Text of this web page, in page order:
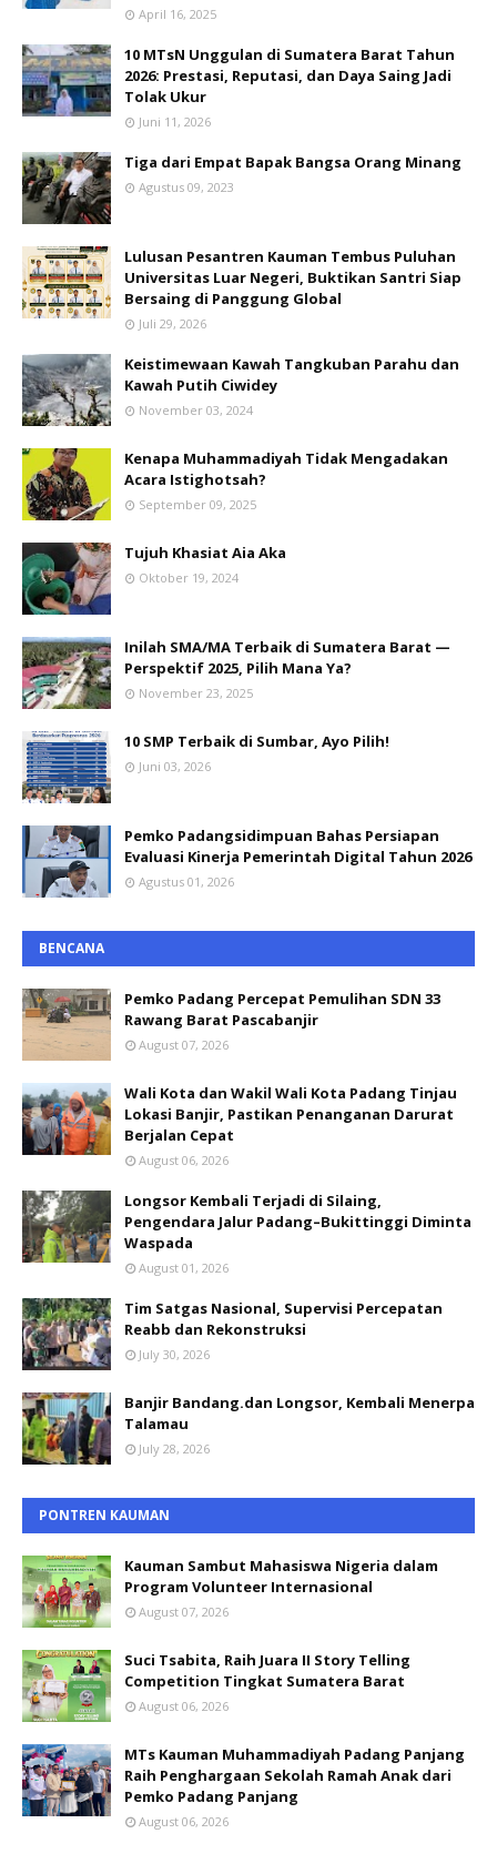
April 16, 2025
10 MTsN Unggulan di Sumatera Barat Tahun
2026: Prestasi, Reputasi, dan Daya Saing Jadi
Tolak Ukur
Juni 11, 2026
Tiga dari Empat Bapak Bangsa Orang Minang
Agustus 09, 2023
Lulusan Pesantren Kauman Tembus Puluhan
Universitas Luar Negeri, Buktikan Santri Siap
Bersaing di Panggung Global
Juli 29, 2026
Keistimewaan Kawah Tangkuban Parahu dan
Kawah Putih Ciwidey
November 03, 2024
Kenapa Muhammadiyah Tidak Mengadakan
Acara Istighotsah?
September 09, 2025
Tujuh Khasiat Aia Aka
Oktober 19, 2024
Inilah SMA/MA Terbaik di Sumatera Barat —
Perspektif 2025, Pilih Mana Ya?
November 23, 2025
10 SMP Terbaik di Sumbar, Ayo Pilih!
Juni 03, 2026
Pemko Padangsidimpuan Bahas Persiapan
Evaluasi Kinerja Pemerintah Digital Tahun 2026
Agustus 01, 2026
BENCANA
Pemko Padang Percepat Pemulihan SDN 33
Rawang Barat Pascabanjir
August 07, 2026
Wali Kota dan Wakil Wali Kota Padang Tinjau
Lokasi Banjir, Pastikan Penanganan Darurat
Berjalan Cepat
August 06, 2026
Longsor Kembali Terjadi di Silaing,
Pengendara Jalur Padang–Bukittinggi Diminta
Waspada
August 01, 2026
Tim Satgas Nasional, Supervisi Percepatan
Reabb dan Rekonstruksi
July 30, 2026
Banjir Bandang.dan Longsor, Kembali Menerpa
Talamau
July 28, 2026
PONTREN KAUMAN
Kauman Sambut Mahasiswa Nigeria dalam
Program Volunteer Internasional
August 07, 2026
Suci Tsabita, Raih Juara II Story Telling
Competition Tingkat Sumatera Barat
August 06, 2026
MTs Kauman Muhammadiyah Padang Panjang
Raih Penghargaan Sekolah Ramah Anak dari
Pemko Padang Panjang
August 06, 2026